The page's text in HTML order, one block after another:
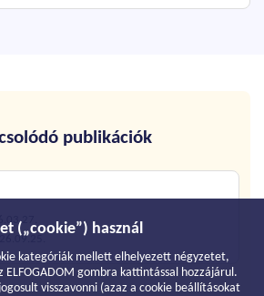
(„cookie”) használ
kategóriák mellett elhelyezett négyzetet,
ELFOGADOM gombra kattintással hozzájárul.
visszavonni (azaz a cookie beállításokat
publikációk